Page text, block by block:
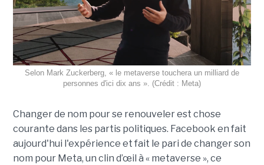
Selon Mark Zuckerberg, « le metaverse touchera un milliard de
personnes d'ici dix ans ». (Crédit : Meta)
Changer de nom pour se renouveler est chose
courante dans les partis politiques. Facebook en fait
aujourd'hui l'expérience et fait le pari de changer son
nom pour Meta, un clin d’œil à « metaverse », ce